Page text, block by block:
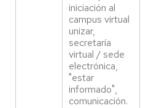
iniciación al
campus virtual
unizar,
secretaría
virtual / sede
electrónica,
"estar
informado",
comunicación.